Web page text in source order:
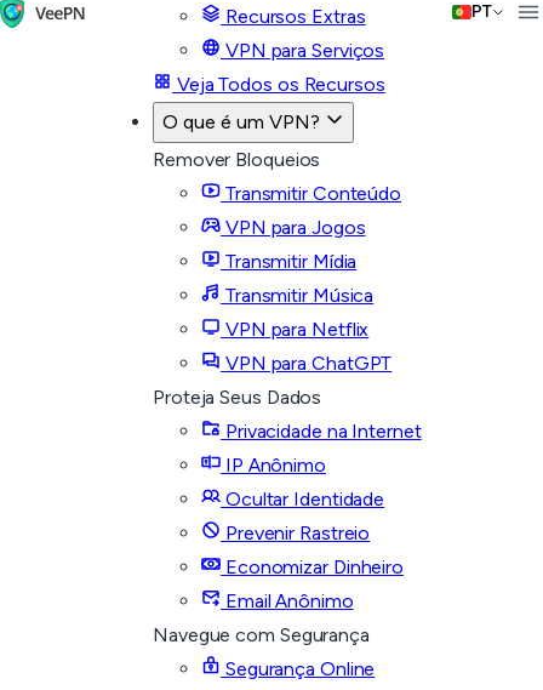
Recursos Extras
VPN para Serviços
Veja Todos os Recursos
O que é um VPN?
Remover Bloqueios
Transmitir Conteúdo
VPN para Jogos
Transmitir Mídia
Transmitir Música
VPN para Netflix
VPN para ChatGPT
Proteja Seus Dados
Privacidade na Internet
IP Anônimo
Ocultar Identidade
Prevenir Rastreio
Economizar Dinheiro
Email Anônimo
Navegue com Segurança
Segurança Online
PT